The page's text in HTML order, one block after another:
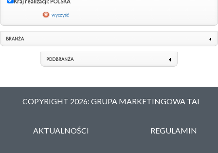
Kraj realizacji: POLSKA
wyczyść
BRANŻA
PODBRANŻA
COPYRIGHT 2026: GRUPA MARKETINGOWA TAI
AKTUALNOŚCI REGULAMIN